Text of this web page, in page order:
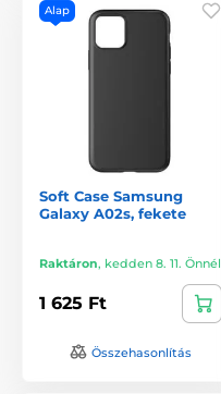
Alap
Soft Case Samsung
Galaxy A02s, fekete
Raktáron, kedden 8. 11. Önnél
1 625 Ft
Összehasonlítás